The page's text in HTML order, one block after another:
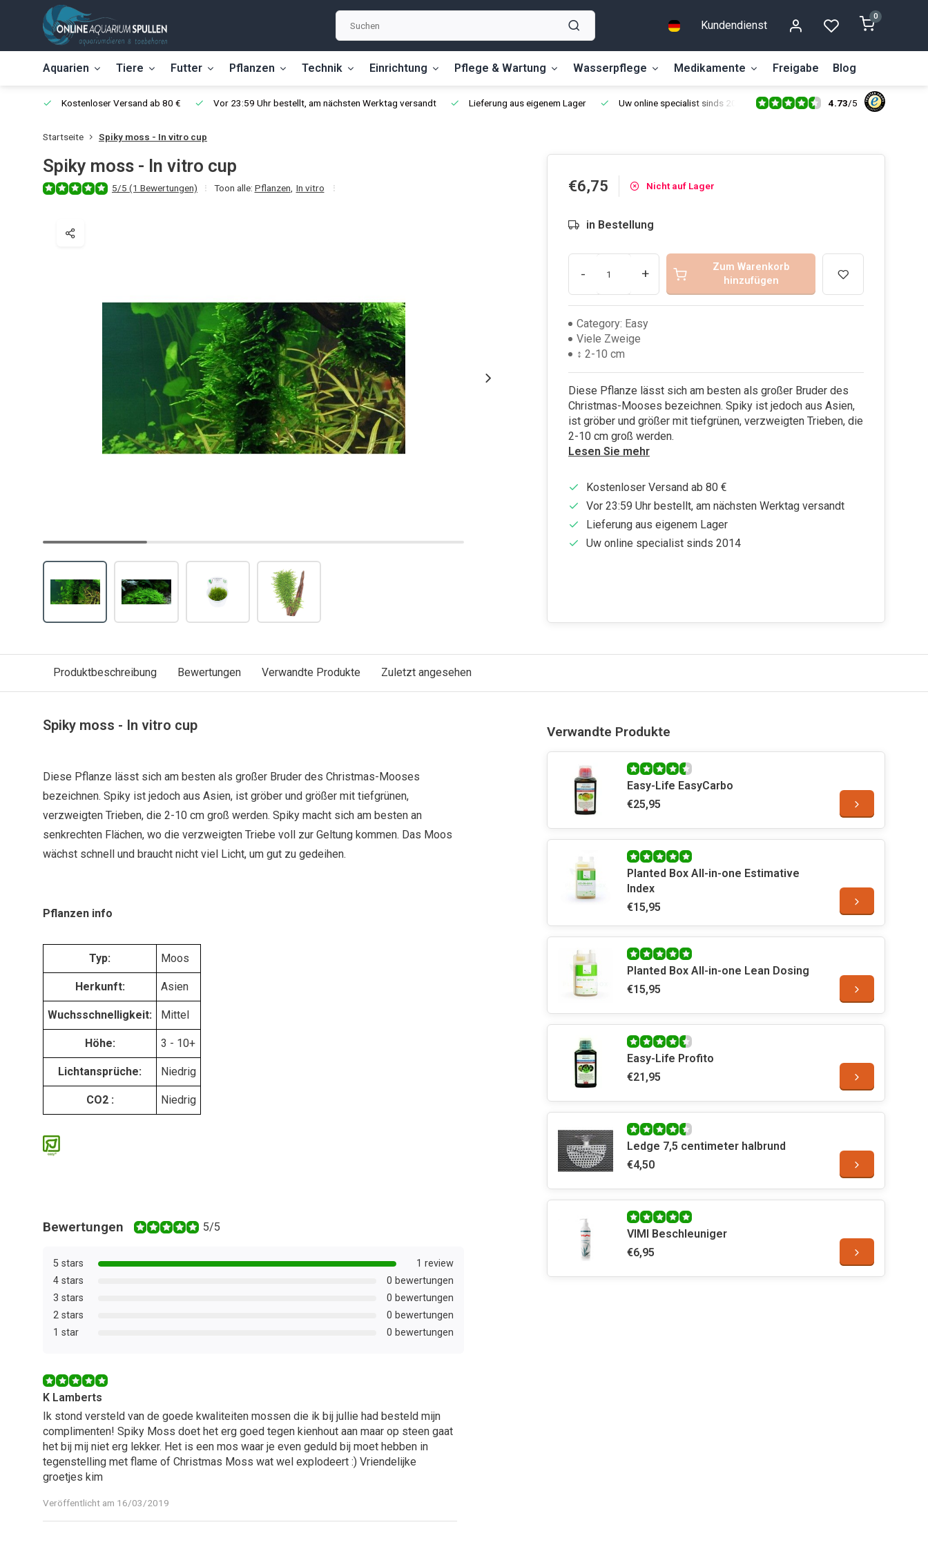
Kundendienst
0
Aquarien Tiere Futter Pflanzen Technik Einrichtung Pflege & Wartung Wasserpflege Medikamente Freigabe Blog
Kostenloser Versand ab 80 € Vor 23:59 Uhr bestellt, am nächsten Werktag versandt Lieferung aus eigenem Lager Uw online specialist sinds 2014 4.73/5
Startseite Spiky moss - In vitro cup
Spiky moss - In vitro cup
5/5 (1 Bewertungen) Toon alle: Pflanzen In vitro €6,75 Nicht auf Lager
in Bestellung
- +
Zum Warenkorb
hinzufügen
Category: Easy
Viele Zweige
↕ 2-10 cm
Diese Pflanze lässt sich am besten als großer Bruder des
Christmas-Mooses bezeichnen. Spiky ist jedoch aus Asien,
ist gröber und größer mit tiefgrünen, verzweigten Trieben, die
2-10 cm groß werden.
Lesen Sie mehr
Kostenloser Versand ab 80 €
Vor 23:59 Uhr bestellt, am nächsten Werktag versandt
Lieferung aus eigenem Lager
Uw online specialist sinds 2014
Produktbeschreibung Bewertungen Verwandte Produkte Zuletzt angesehen
Spiky moss - In vitro cup
Diese Pflanze lässt sich am besten als großer Bruder des Christmas-Mooses
bezeichnen. Spiky ist jedoch aus Asien, ist gröber und größer mit tiefgrünen,
verzweigten Trieben, die 2-10 cm groß werden. Spiky macht sich am besten an
senkrechten Flächen, wo die verzweigten Triebe voll zur Geltung kommen. Das Moos
wächst schnell und braucht nicht viel Licht, um gut zu gedeihen.
Pflanzen info
Typ: Moos
Herkunft: Asien
Wuchsschnelligkeit: Mittel
Höhe: 3 - 10+
Lichtansprüche: Niedrig
CO2 : Niedrig
Bewertungen 5/5
5 stars
1 review
4 stars
0 bewertungen
3 stars
0 bewertungen
2 stars
0 bewertungen
1 star
0 bewertungen
K Lamberts
Ik stond versteld van de goede kwaliteiten mossen die ik bij jullie had besteld mijn
complimenten! Spiky Moss doet het erg goed tegen kienhout aan maar op steen gaat
het bij mij niet erg lekker. Het is een mos waar je even geduld bij moet hebben in
tegenstelling met flame of Christmas Moss wat wel explodeert :) Vriendelijke
groetjes kim
Veröffentlicht am 16/03/2019
Verwandte Produkte
Easy-Life EasyCarbo
€25,95
Planted Box All-in-one Estimative
Index
€15,95
Planted Box All-in-one Lean Dosing
€15,95
Easy-Life Profito
€21,95
Ledge 7,5 centimeter halbrund
€4,50
VIMI Beschleuniger
€6,95